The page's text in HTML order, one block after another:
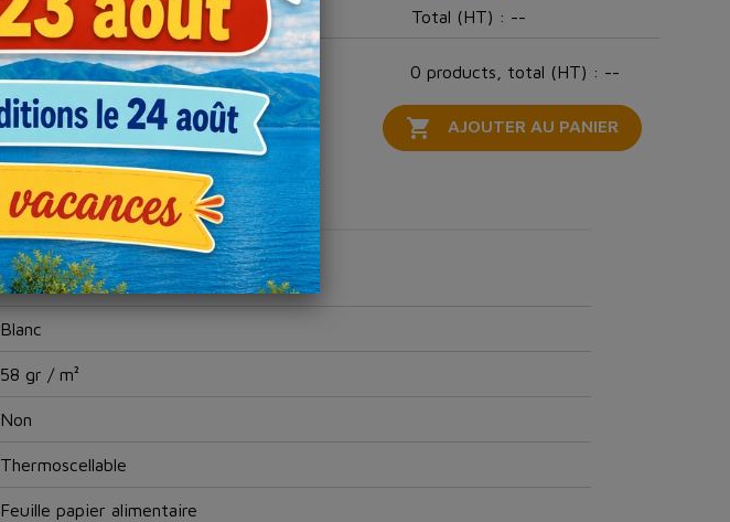
Total (HT) : --
0 products, total (HT) : --
 AJOUTER AU PANIER
Blanc
58 gr / m²
Non
Thermoscellable
Feuille papier alimentaire